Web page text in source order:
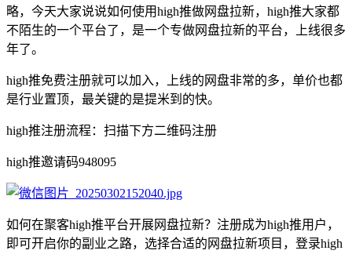
略，今天大家说说如何使用high推做网盘拉新，high推大家都
不陌生的一个平台了，是一个专做网盘拉新的平台，上线很多
年了。
high推免费注册就可以加入，上线的网盘非常的多，单价也都
是行业置顶，最关键的是提米到的快。
high推注册流程：扫描下方二维码注册
high推邀请码948095
如何在聚客high推平台开展网盘拉新？注册成为high推用户，
即可开启你的副业之路，选择合适的网盘拉新项目，登录high